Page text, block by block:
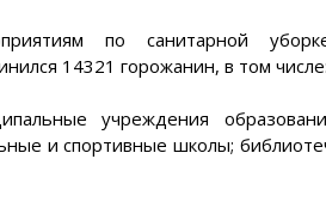
по санитарной
14321 горожанин, в том числе:
учреждения
и спортивные школы;